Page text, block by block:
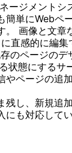
ージメントシ
簡単にWebペ
。 画像と文章
直感的に編集
のページのデ
状態にするサ
やページの追
残し、新規追
も対応してい